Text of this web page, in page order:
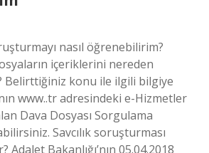
nasıl öğrenebilirim?
içeriklerini nereden
Belirttiğiniz konu ile ilgili bilgiye
www..tr adresindeki e-Hizmetler
Dava Dosyası Sorgulama
Savcılık soruşturması
Bakanlığı’nın 05.04.2018